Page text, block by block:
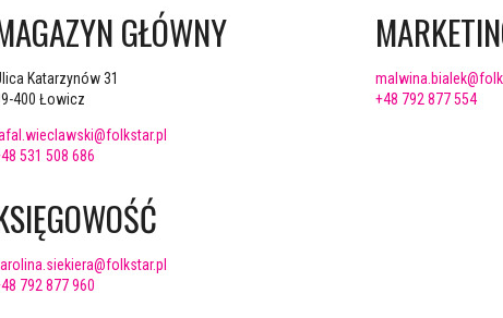
GŁÓWNY
Katarzynów 31
400 Łowicz
531 508 686
+48 792 877 554
792 877 960